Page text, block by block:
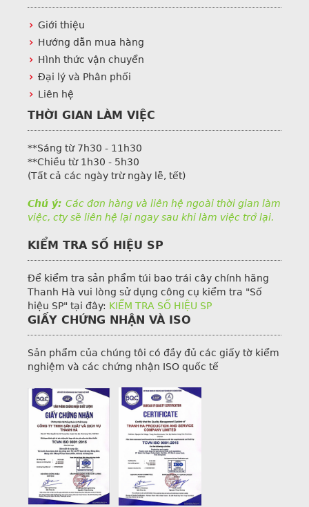
Giới thiệu
Hướng dẫn mua hàng
Hình thức vận chuyển
Đại lý và Phân phối
Liên hệ
THỜI GIAN LÀM VIỆC
**Sáng từ 7h30 - 11h30
**Chiều từ 1h30 - 5h30
(Tất cả các ngày trừ ngày lễ, tết)
Chú ý: Các đơn hàng và liên hệ ngoài thời gian làm
việc, cty sẽ liên hệ lại ngay sau khi làm việc trở lại.
KIỂM TRA SỐ HIỆU SP
Để kiểm tra sản phẩm túi bao trái cây chính hãng
Thanh Hà vui lòng sử dụng công cụ kiểm tra "Số
hiệu SP" tại đây: KIỂM TRA SỐ HIỆU SP
GIẤY CHỨNG NHẬN VÀ ISO
Sản phẩm của chúng tôi có đầy đủ các giấy tờ kiểm
nghiệm và các chứng nhận ISO quốc tế